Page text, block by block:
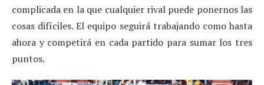
complicada en la que cualquier rival puede ponernos las
cosas difíciles. El equipo seguirá trabajando como hasta
ahora y competirá en cada partido para sumar los tres
puntos.